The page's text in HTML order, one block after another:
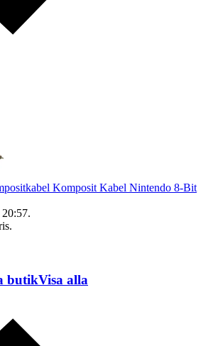
Komposit Kabel Nintendo 8-Bit
20:57.
.
butikVisa alla